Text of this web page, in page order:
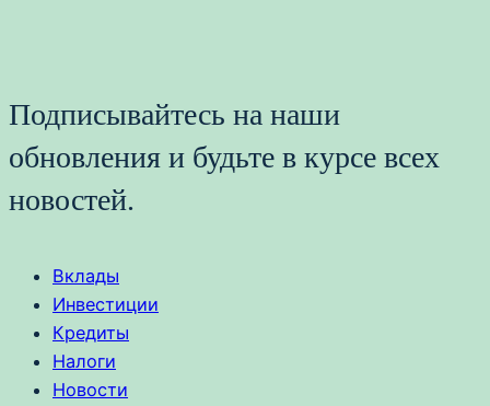
Подписывайтесь на наши
обновления и будьте в курсе всех
новостей.
Вклады
Инвестиции
Кредиты
Налоги
Новости